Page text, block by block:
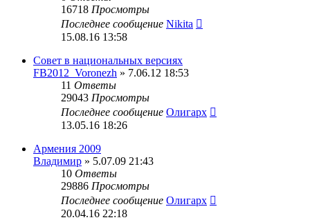
16718 Просмотры
Последнее сообщение Nikita
15.08.16 13:58
Совет в национальных версиях
FB2012_Voronezh » 7.06.12 18:53
11 Ответы
29043 Просмотры
Последнее сообщение Олигарх
13.05.16 18:26
Армения 2009
Владимир » 5.07.09 21:43
10 Ответы
29886 Просмотры
Последнее сообщение Олигарх
20.04.16 22:18